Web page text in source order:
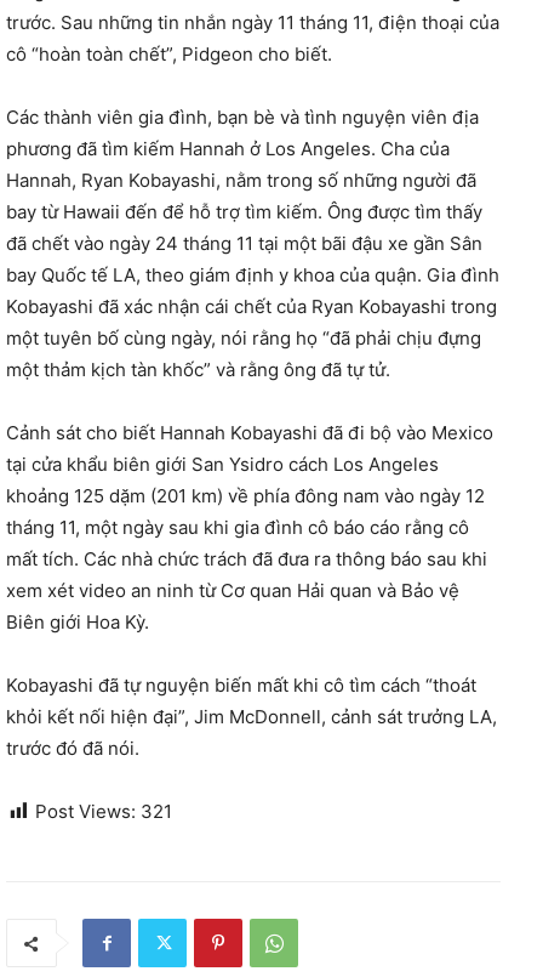
trước. Sau những tin nhắn ngày 11 tháng 11, điện thoại của
cô “hoàn toàn chết”, Pidgeon cho biết.
Các thành viên gia đình, bạn bè và tình nguyện viên địa
phương đã tìm kiếm Hannah ở Los Angeles. Cha của
Hannah, Ryan Kobayashi, nằm trong số những người đã
bay từ Hawaii đến để hỗ trợ tìm kiếm. Ông được tìm thấy
đã chết vào ngày 24 tháng 11 tại một bãi đậu xe gần Sân
bay Quốc tế LA, theo giám định y khoa của quận. Gia đình
Kobayashi đã xác nhận cái chết của Ryan Kobayashi trong
một tuyên bố cùng ngày, nói rằng họ “đã phải chịu đựng
một thảm kịch tàn khốc” và rằng ông đã tự tử.
Cảnh sát cho biết Hannah Kobayashi đã đi bộ vào Mexico
tại cửa khẩu biên giới San Ysidro cách Los Angeles
khoảng 125 dặm (201 km) về phía đông nam vào ngày 12
tháng 11, một ngày sau khi gia đình cô báo cáo rằng cô
mất tích. Các nhà chức trách đã đưa ra thông báo sau khi
xem xét video an ninh từ Cơ quan Hải quan và Bảo vệ
Biên giới Hoa Kỳ.
Kobayashi đã tự nguyện biến mất khi cô tìm cách “thoát
khỏi kết nối hiện đại”, Jim McDonnell, cảnh sát trưởng LA,
trước đó đã nói.
Post Views: 321